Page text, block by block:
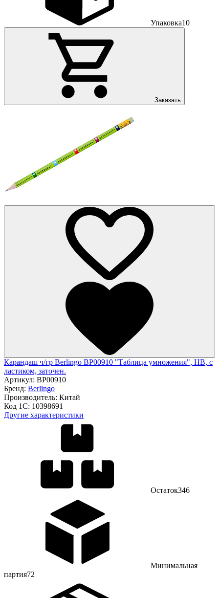
Упаковка10
Заказать
Карандаш ч/гр Berlingo BP00910 "Таблица умножения", HB, c
ластиком, заточен.
Артикул: BP00910
Бренд: Berlingo
Производитель: Китай
Код 1С: 10398691
Другие характеристики
Остаток346
Минимальная
партия72